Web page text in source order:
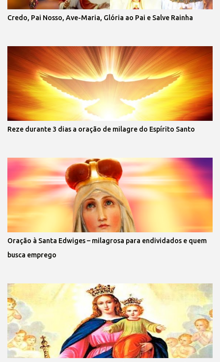
Credo, Pai Nosso, Ave-Maria, Glória ao Pai e Salve Rainha
Reze durante 3 dias a oração de milagre do Espírito Santo
Oração à Santa Edwiges – milagrosa para endividados e quem
busca emprego